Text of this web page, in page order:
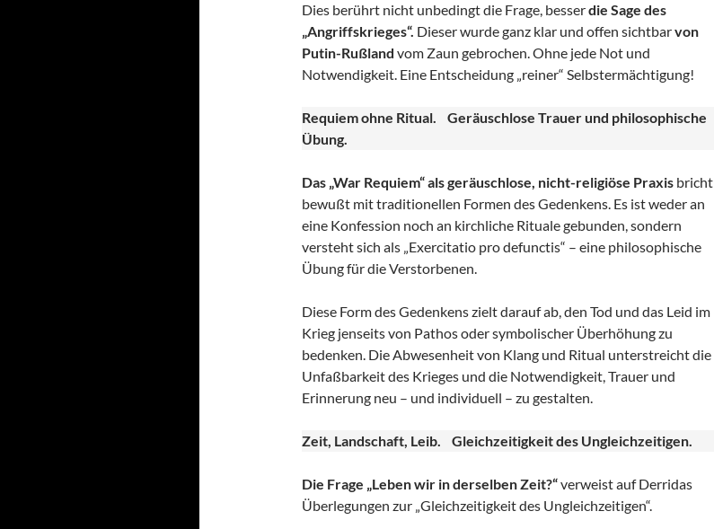
Dies berührt nicht unbedingt die Frage, besserdie Sage des
„Angriffskrieges“. Dieser wurde ganz klar und offen sichtbarvon
Putin-Rußland vom Zaun gebrochen. Ohne jede Not und
Notwendigkeit. Eine Entscheidung „reiner“ Selbstermächtigung!
Requiem ohne Ritual. Geräuschlose Trauer und philosophische
Übung.
Das „War Requiem“ als geräuschlose, nicht-religiöse Praxis bricht
bewußt mit traditionellen Formen des Gedenkens. Es ist weder an
eine Konfession noch an kirchliche Rituale gebunden, sondern
versteht sich als „Exercitatio pro defunctis“ – eine philosophische
Übung für die Verstorbenen.
Diese Form des Gedenkens zielt darauf ab, den Tod und das Leid im
Krieg jenseits von Pathos oder symbolischer Überhöhung zu
bedenken. Die Abwesenheit von Klang und Ritual unterstreicht die
Unfaßbarkeit des Krieges und die Notwendigkeit, Trauer und
Erinnerung neu – und individuell – zu gestalten.
Zeit, Landschaft, Leib. Gleichzeitigkeit des Ungleichzeitigen.
Die Frage „Leben wir in derselben Zeit?“verweist auf Derridas
Überlegungen zur „Gleichzeitigkeit des Ungleichzeitigen“.